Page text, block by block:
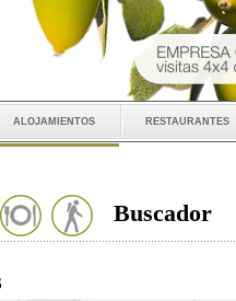
alojamientos restaurantes
Buscador